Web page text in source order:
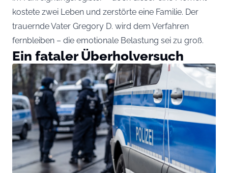
kostete zwei Leben und zerstörte eine Familie. Der
trauernde Vater Gregory D. wird dem Verfahren
fernbleiben – die emotionale Belastung sei zu groß.
Ein fataler Überholversuch